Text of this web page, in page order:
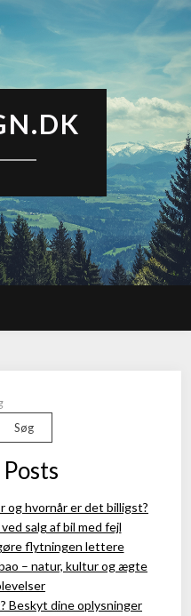
Søg
og hvornår er det billigst?
salg af bil med fejl
flytningen lettere
– natur, kultur og ægte
Beskyt dine oplysninger